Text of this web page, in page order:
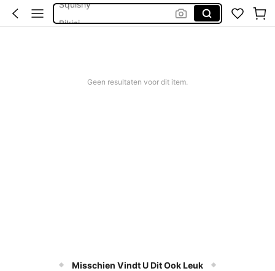
Bikini
Geen resultaten voor dit item.
Misschien Vindt U Dit Ook Leuk